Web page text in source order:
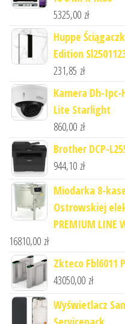
5325,00 zł
Huppe
Edition
231,85 zł
Kamera Dh-Ipc-
Lite Starlight
860,00 zł
Brother DCP-
944,10 zł
Miodarka 8-
Ostrowskiej
PREMIUM LINE
16810,00 zł
Zkteco Fbl6011
43050,00 zł
Wyświetlacz